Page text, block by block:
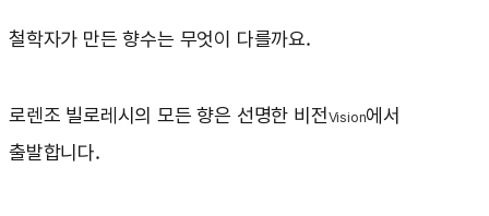
철학자가 만든 향수는 무엇이 다를까요.
로렌조 빌로레시의 모든 향은 선명한 비전Vision에서
출발합니다.